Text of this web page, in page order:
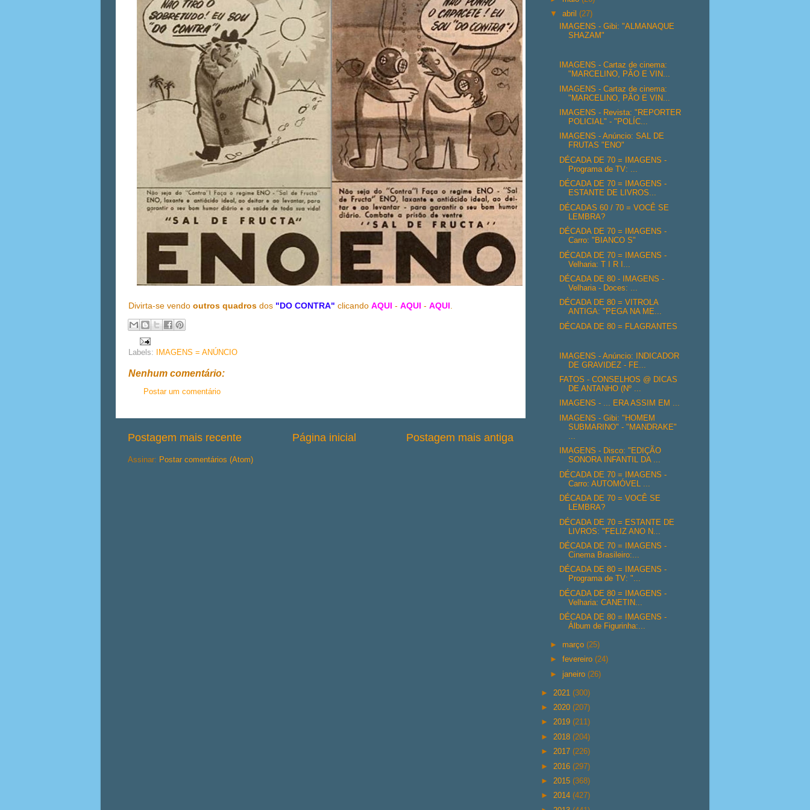
Divirta-se vendo outros quadros dos "DO CONTRA" clicando AQUI - AQUI - AQUI
Labels: IMAGENS = ANÚNCIO
Nenhum comentário:
Postar um comentário
Postagem mais recente Postagem mais antiga
Página inicial
Assinar: Postar comentários (Atom)
▼abril(27)
IMAGENS - Gibi: "ALMANAQUE
SHAZAM"
IMAGENS - Cartaz de cinema:
"MARCELINO, PÃO E VIN...
IMAGENS - Cartaz de cinema:
"MARCELINO, PÃO E VIN...
IMAGENS - Revista: "REPORTER
POLICIAL" - "POLÍC...
IMAGENS - Anúncio: SAL DE
FRUTAS "ENO"
DÉCADA DE 70 = IMAGENS -
Programa de TV: ...
DÉCADA DE 70 = IMAGENS -
ESTANTE DE LIVROS...
DÉCADAS 60 / 70 = VOCÊ SE
LEMBRA?
DÉCADA DE 70 = IMAGENS -
Carro: "BIANCO S"
DÉCADA DE 70 = IMAGENS -
Velharia: T I R I...
DÉCADA DE 80 - IMAGENS -
Velharia - Doces: ...
DÉCADA DE 80 = VITROLA
ANTIGA: "PEGA NA ME...
DÉCADA DE 80 = FLAGRANTES
IMAGENS - Anúncio: INDICADOR
DE GRAVIDEZ - FE...
FATOS - CONSELHOS @ DICAS
DE ANTANHO (Nº ...
IMAGENS - ... ERA ASSIM EM ...
IMAGENS - Gibi: "HOMEM
SUBMARINO" - "MANDRAKE"
...
IMAGENS - Disco: "EDIÇÃO
SONORA INFANTIL DA ...
DÉCADA DE 70 = IMAGENS -
Carro: AUTOMÓVEL ...
DÉCADA DE 70 = VOCÊ SE
LEMBRA?
DÉCADA DE 70 = ESTANTE DE
LIVROS: "FELIZ ANO N...
DÉCADA DE 70 = IMAGENS -
Cinema Brasileiro:...
DÉCADA DE 80 = IMAGENS -
Programa de TV: "...
DÉCADA DE 80 = IMAGENS -
Velharia: CANETIN...
DÉCADA DE 80 = IMAGENS -
Álbum de Figurinha:...
► março(25)
►fevereiro(24)
►janeiro(26)
► 2021 (300)
► 2020 (207)
► 2019 (211)
► 2018 (204)
► 2017 (226)
► 2016 (297)
► 2015 (368)
► 2014 (427)